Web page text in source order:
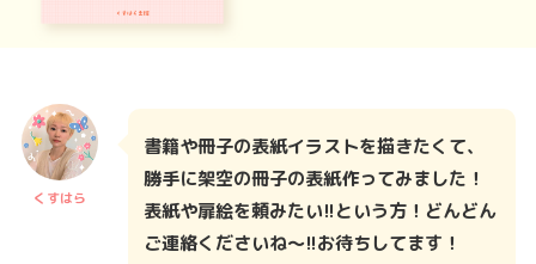
くすはら
書籍や冊子の表紙イラストを描きたくて、
勝手に架空の冊子の表紙作ってみました！
表紙や扉絵を頼みたい!!という方！どんどん
ご連絡くださいね～!!お待ちしてます！